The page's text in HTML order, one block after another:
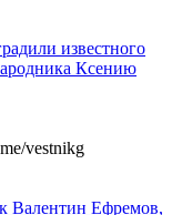
известного
Ксению
vestnikg
Валентин Ефремов,